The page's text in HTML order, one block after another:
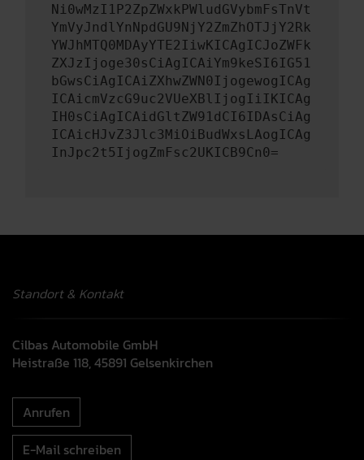
Ni0wMzI1P2ZpZWxkPWludGVybmFsTnVt
YmVyJndlYnNpdGU9NjY2ZmZhOTJjY2Rk
YWJhMTQ0MDAyYTE2IiwKICAgICJoZWFk
ZXJzIjoge30sCiAgICAiYm9keSI6IG51
bGwsCiAgICAiZXhwZWN0IjogewogICAg
ICAicmVzcG9uc2VUeXBlIjogIiIKICAg
IH0sCiAgICAidGltZW91dCI6IDAsCiAg
ICAicHJvZ3Jlc3MiOiBudWxsLAogICAg
InJpc2t5IjogZmFsc2UKICB9Cn0=
Standort & Kontakt
Cilbas Automobile GmbH
Heistraße 118, 45891 Gelsenkirchen
Anrufen
E-Mail schreiben